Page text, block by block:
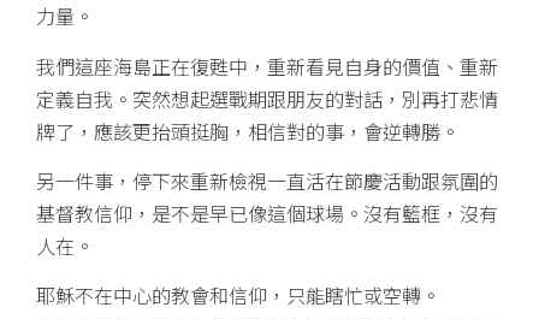
力量。
我們這座海島正在復甦中，重新看見自身的價值、重新
定義自我。突然想起選戰期跟朋友的對話，別再打悲情
牌了，應該更抬頭挺胸，相信對的事，會逆轉勝。
另一件事，停下來重新檢視一直活在節慶活動跟氛圍的
基督教信仰，是不是早已像這個球場。沒有籃框，沒有
人在。
耶穌不在中心的教會和信仰，只能瞎忙或空轉。